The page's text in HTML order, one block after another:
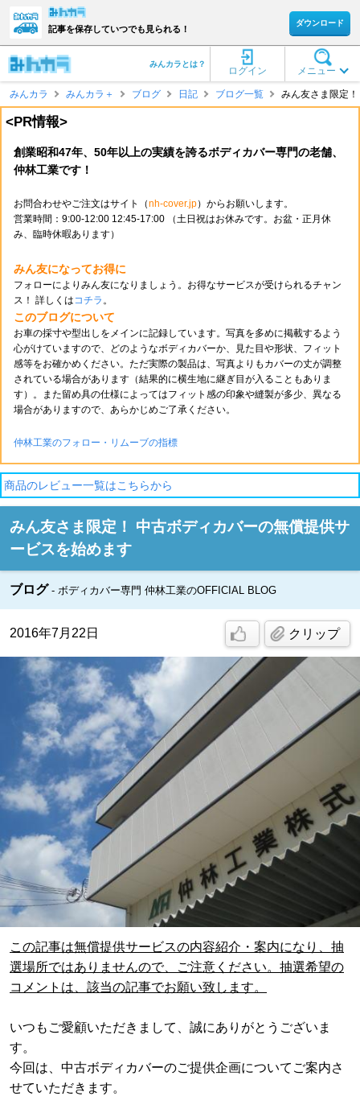
記事を保存していつでも見られる！
ダウンロード
メニュー
ログイン
みんカラとは？
みんカラ みんカラ＋ ブログ 日記 ブログ一覧 みん友さま限定
<PR情報>
創業昭和47年、50年以上の実績を誇るボディカバー専門の老舗、
仲林工業です！
お問合わせやご注文はサイト（nh-cover.jp）からお願いします。
営業時間：9:00-12:00 12:45-17:00 （土日祝はお休みです。お盆・正月休
み、臨時休暇あります）
みん友になってお得に
フォローによりみん友になりましょう。お得なサービスが受けられるチャン
ス！ 詳しくはコチラ 。
このブログについて
お車の採寸や型出しをメインに記録しています。写真を多めに掲載するよう
心がけていますので、どのようなボディカバーか、見た目や形状、フィット
感等をお確かめください。ただ実際の製品は、写真よりもカバーの丈が調整
されている場合があります（結果的に横生地に継ぎ目が入ることもありま
す）。また留め具の仕様によってはフィット感の印象や縫製が多少、異なる
場合がありますので、あらかじめご了承ください。
仲林工業のフォロー・リムーブの指標
商品のレビュー一覧はこちらから
みん友さま限定！ 中古ボディカバーの無償提供サ
ービスを始めます
ブログ ボディカバー専門 仲林工業のOFFICIAL BLOG
2016年7月22日 クリップ
この記事は無償提供サービスの内容紹介・案内になり、抽
選場所ではありませんので、ご注意ください。抽選希望の
コメントは、該当の記事でお願い致します。
いつもご愛顧いただきまして、誠にありがとうございま
す。
今回は、中古ボディカバーのご提供企画についてご案内さ
せていただきます。